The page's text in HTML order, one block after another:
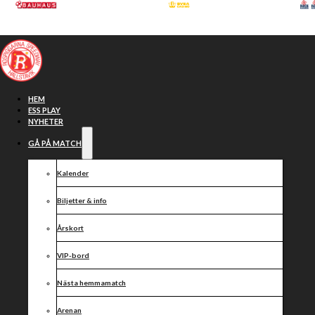
Hoppa till huvudinnehåll
HEM
ESS PLAY
NYHETER
GÅ PÅ MATCH
Kalender
Biljetter & info
Årskort
VIP-bord
Nästa hemmamatch
Arenan
Resultat 5/9-